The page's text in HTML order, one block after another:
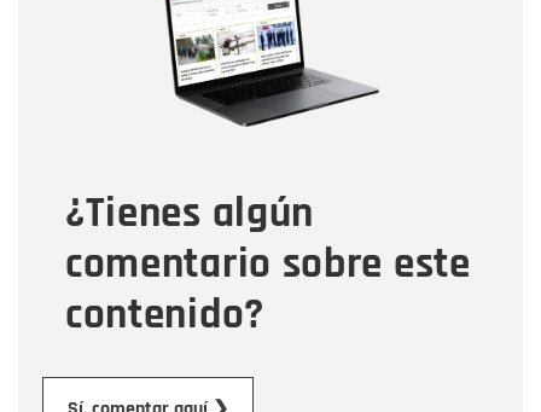
¿Tienes algún
comentario sobre este
contenido?
Correo electrónico
Tipo de comentario
Mensaje